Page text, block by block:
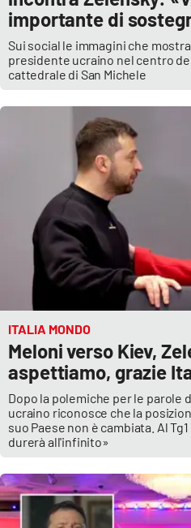
importante di
Sui social le immagini che
presidente ucraino nel centro
cattedrale di San Michele
ITALIA MONDO
Meloni verso Kiev,
aspettiamo, grazie
Dopo la polemiche per le parole
ucraino riconosce che la
suo Paese non è cambiata. Al
durerà all'infinito»